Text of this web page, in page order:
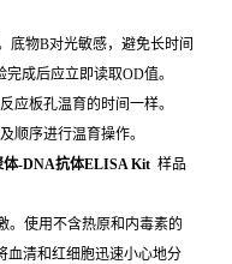
底物B对光敏感，避免长时间
成后应立即读取OD值。
应板孔温育的时间一样。
顺序进行温育操作。
体-DNA抗体ELISA Kit 样品
。使用不含热原和内毒素的
血清和红细胞迅速小心地分